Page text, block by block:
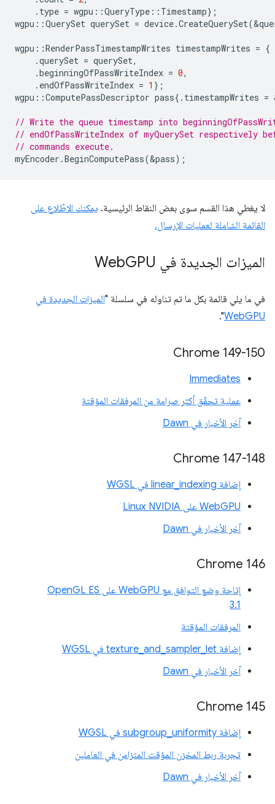
. type = wgpu ::QueryType :: Timestamp};
wgpu ::QuerySet querySet = device.CreateQuerySet(&
wgpu ::RenderPassTimestampWrites timestampWrites = {
.querySet = querySet,
.beginningOfPassWriteIndex = 0,
. endOfPassWriteIndex = 1 };
wgpu ::ComputePassDescriptor pass{. timestampWrites =
// Write the queue timestamp into
// endOfPassWriteIndex of myQuerySet respectively
// commands execute.
myEncoder .BeginComputePass(&pass);
لا يغطي هذا القسم سوى بعض النقاط الرئيسية. يمكنك الاطّلاع على
القائمة الشاملة لعمليات الإرسال.
الميزات الجديدة في Web GPU
في ما يلي قائمة بكل ما تم تناوله في سلسلة "الميزات الجديدة في
WebGPU
".
Chrome 149-150
Immediates
عملية تحقّق أكثر صرامة من المرفقات المؤقتة
آخر الأخبار في Dawn
Chrome 147-148
إضافة linear_indexing في WGSL
WebGPU على Linux NVIDIA
آخر الأخبار في Dawn
Chrome 146
إتاحة وضع التوافق مع WebGPU على OpenGL ES
3.1
المرفقات المؤقتة
إضافة texture_and_sampler_let في WGSL
آخر الأخبار في Dawn
Chrome 145
إضافة subgroup_uniformity في WGSL
تجربة ربط المخزن المؤقت المتزامن في العاملين
آخر الأخبار في Dawn